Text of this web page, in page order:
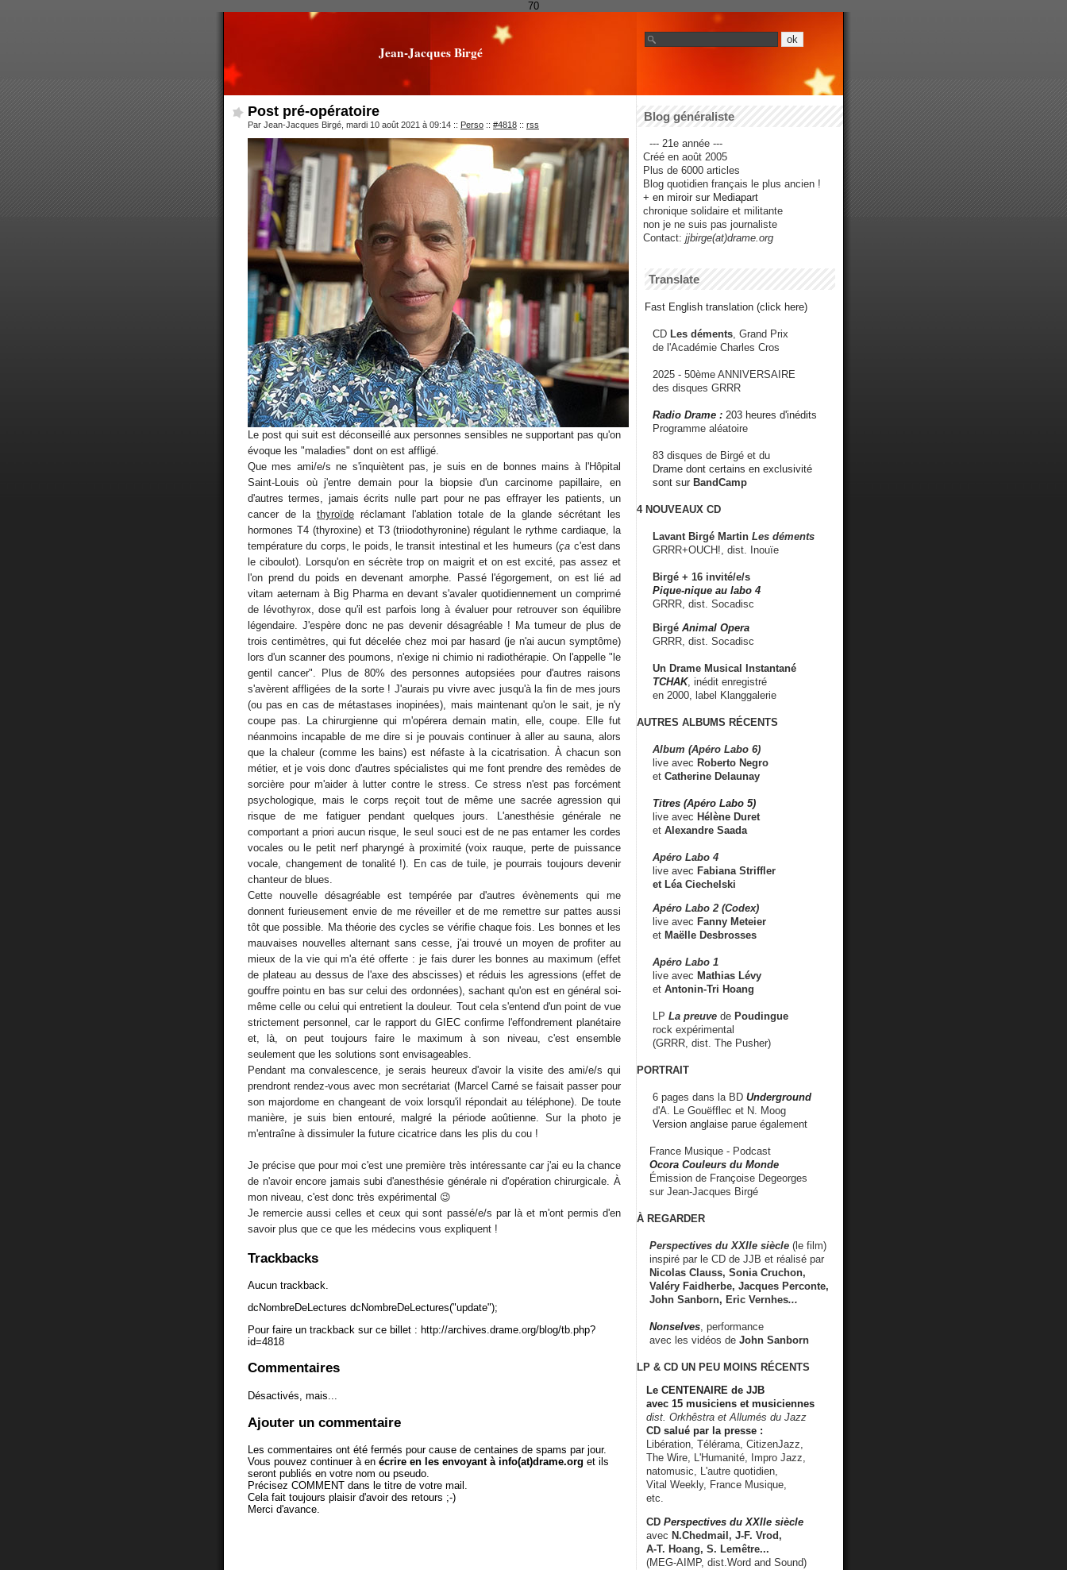
70
Jean-Jacques Birgé
Post pré-opératoire
Par Jean-Jacques Birgé, mardi 10 août 2021 à 09:14 :: Perso :: #4818 :: rss
Le post qui suit est déconseillé aux personnes sensibles ne supportant pas qu'on
évoque les "maladies" dont on est affligé.
Que mes ami/e/s ne s'inquiètent pas, je suis en de bonnes mains à l'Hôpital
Saint-Louis où j'entre demain pour la biopsie d'un carcinome papillaire, en
d'autres termes, jamais écrits nulle part pour ne pas effrayer les patients, un
cancer de la thyroïde réclamant l'ablation totale de la glande sécrétant les
hormones T4 (thyroxine) et T3 (triiodothyronine) régulant le rythme cardiaque, la
température du corps, le poids, le transit intestinal et les humeurs (ça c'est dans
le ciboulot). Lorsqu'on en sécrète trop on maigrit et on est excité, pas assez et
l'on prend du poids en devenant amorphe. Passé l'égorgement, on est lié ad
vitam aeternam à Big Pharma en devant s'avaler quotidiennement un comprimé
de lévothyrox, dose qu'il est parfois long à évaluer pour retrouver son équilibre
légendaire. J'espère donc ne pas devenir désagréable ! Ma tumeur de plus de
trois centimètres, qui fut décelée chez moi par hasard (je n'ai aucun symptôme)
lors d'un scanner des poumons, n'exige ni chimio ni radiothérapie. On l'appelle "le
gentil cancer". Plus de 80% des personnes autopsiées pour d'autres raisons
s'avèrent affligées de la sorte ! J'aurais pu vivre avec jusqu'à la fin de mes jours
(ou pas en cas de métastases inopinées), mais maintenant qu'on le sait, je n'y
coupe pas. La chirurgienne qui m'opérera demain matin, elle, coupe. Elle fut
néanmoins incapable de me dire si je pouvais continuer à aller au sauna, alors
que la chaleur (comme les bains) est néfaste à la cicatrisation. À chacun son
métier, et je vois donc d'autres spécialistes qui me font prendre des remèdes de
sorcière pour m'aider à lutter contre le stress. Ce stress n'est pas forcément
psychologique, mais le corps reçoit tout de même une sacrée agression qui
risque de me fatiguer pendant quelques jours. L'anesthésie générale ne
comportant a priori aucun risque, le seul souci est de ne pas entamer les cordes
vocales ou le petit nerf pharyngé à proximité (voix rauque, perte de puissance
vocale, changement de tonalité !). En cas de tuile, je pourrais toujours devenir
chanteur de blues.
Cette nouvelle désagréable est tempérée par d'autres évènements qui me
donnent furieusement envie de me réveiller et de me remettre sur pattes aussi
tôt que possible. Ma théorie des cycles se vérifie chaque fois. Les bonnes et les
mauvaises nouvelles alternant sans cesse, j'ai trouvé un moyen de profiter au
mieux de la vie qui m'a été offerte : je fais durer les bonnes au maximum (effet
de plateau au dessus de l'axe des abscisses) et réduis les agressions (effet de
gouffre pointu en bas sur celui des ordonnées), sachant qu'on est en général soi-
même celle ou celui qui entretient la douleur. Tout cela s'entend d'un point de vue
strictement personnel, car le rapport du GIEC confirme l'effondrement planétaire
et, là, on peut toujours faire le maximum à son niveau, c'est ensemble
seulement que les solutions sont envisageables.
Pendant ma convalescence, je serais heureux d'avoir la visite des ami/e/s qui
prendront rendez-vous avec mon secrétariat (Marcel Carné se faisait passer pour
son majordome en changeant de voix lorsqu'il répondait au téléphone). De toute
manière, je suis bien entouré, malgré la période aoûtienne. Sur la photo je
m'entraîne à dissimuler la future cicatrice dans les plis du cou !
Je précise que pour moi c'est une première très intéressante car j'ai eu la chance
de n'avoir encore jamais subi d'anesthésie générale ni d'opération chirurgicale. À
mon niveau, c'est donc très expérimental 😉
Je remercie aussi celles et ceux qui sont passé/e/s par là et m'ont permis d'en
savoir plus que ce que les médecins vous expliquent !
Trackbacks
Aucun trackback.
dcNombreDeLectures dcNombreDeLectures("update");
Pour faire un trackback sur ce billet : http://archives.drame.org/blog/tb.php?
id=4818
Commentaires
Désactivés, mais...
Ajouter un commentaire
Les commentaires ont été fermés pour cause de centaines de spams par jour.
Vous pouvez continuer à en écrire en les envoyant à info(at)drame.org et ils
seront publiés en votre nom ou pseudo.
Précisez COMMENT dans le titre de votre mail.
Cela fait toujours plaisir d'avoir des retours ;-)
Merci d'avance.
Blog généraliste
--- 21e année ---
Créé en août 2005
Plus de 6000 articles
Blog quotidien français le plus ancien !
+ en miroir sur Mediapart
chronique solidaire et militante
non je ne suis pas journaliste
Contact: jjbirge(at)drame.org
Translate
Fast English translation (click here)
CD Les déments , Grand Prix
de l'Académie Charles Cros
2025 - 50ème ANNIVERSAIRE
des disques GRRR
Radio Drame : 203 heures d'inédits
Programme aléatoire
83 disques de Birgé et du
Drame dont certains en exclusivité
sont sur BandCamp
4 NOUVEAUX CD
Lavant Birgé Martin Les déments
GRRR+OUCH!, dist. Inouïe
Birgé + 16 invité/e/s
Pique-nique au labo 4
GRRR, dist. Socadisc
Birgé Animal Opera
GRRR, dist. Socadisc
Un Drame Musical Instantané
TCHAK, inédit enregistré
en 2000, label Klanggalerie
AUTRES ALBUMS RÉCENTS
Album (Apéro Labo 6)
live avec Roberto Negro
et Catherine Delaunay
Titres (Apéro Labo 5)
live avec Hélène Duret
et Alexandre Saada
Apéro Labo 4
live avec Fabiana Striffler
et Léa Ciechelski
Apéro Labo 2 (Codex)
live avec Fanny Meteier
et Maëlle Desbrosses
Apéro Labo 1
live avec Mathias Lévy
et Antonin-Tri Hoang
LP La preuve de Poudingue
rock expérimental
(GRRR, dist. The Pusher)
PORTRAIT
6 pages dans la BD Underground
d'A. Le Gouëfflec et N. Moog
Version anglaise parue également
France Musique - Podcast
Ocora Couleurs du Monde
Émission de Françoise Degeorges
sur Jean-Jacques Birgé
À REGARDER
Perspectives du XXIIe siècle (le film)
inspiré par le CD de JJB et réalisé par
Nicolas Clauss, Sonia Cruchon,
Valéry Faidherbe, Jacques Perconte,
John Sanborn, Eric Vernhes...
Nonselves , performance
avec les vidéos de John Sanborn
LP & CD UN PEU MOINS RÉCENTS
Le CENTENAIRE de JJB
avec 15 musiciens et musiciennes
dist. Orkhêstra et Allumés du Jazz
CD salué par la presse :
Libération, Télérama, CitizenJazz,
The Wire, L'Humanité, Impro Jazz,
natomusic, L'autre quotidien,
Vital Weekly, France Musique,
etc.
CD Perspectives du XXIIe siècle
avec N.Chedmail, J-F. Vrod,
A-T. Hoang, S. Lemêtre...
(MEG-AIMP, dist.Word and Sound)